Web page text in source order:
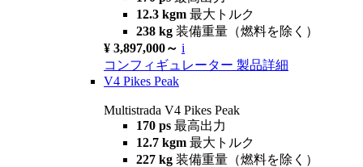
12.3 kgm 最大トルク
238 kg 装備重量（燃料を除く）
¥ 3,897,000～ i
コンフィギュレーター 製品詳細
V4 Pikes Peak
Multistrada V4 Pikes Peak
170 ps 最高出力
12.7 kgm 最大トルク
227 kg 装備重量（燃料を除く）